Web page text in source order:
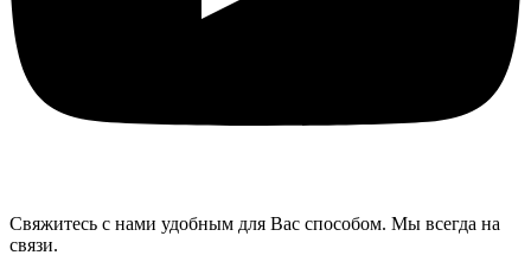
Свяжитесь с нами удобным для Вас способом. Мы всегда на
связи.